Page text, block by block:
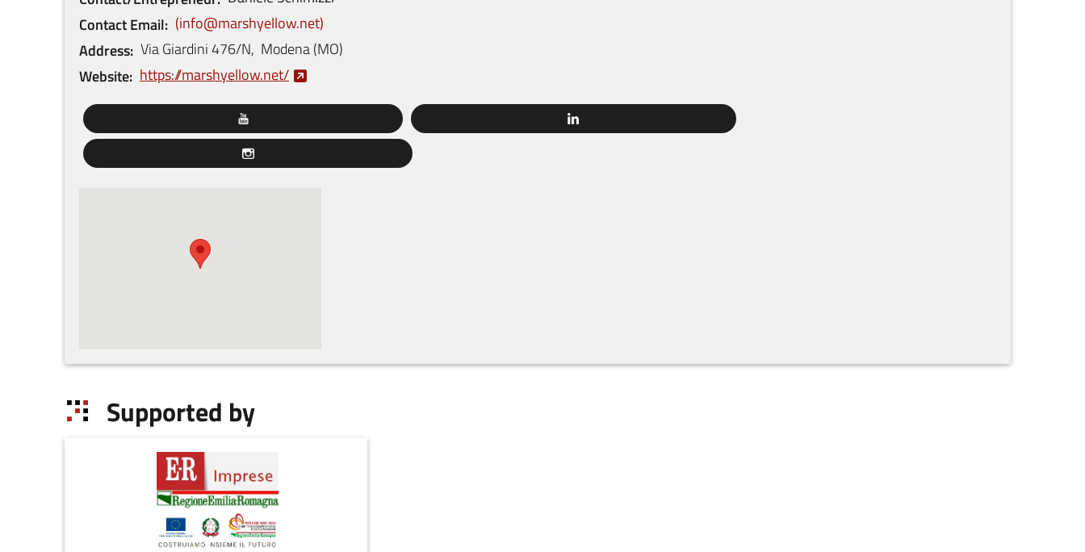
Contact Email
info@marshyellow.net
Address Via Giardini476/N, Modena(MO)
Website https://marshyellow.net/
Supported by